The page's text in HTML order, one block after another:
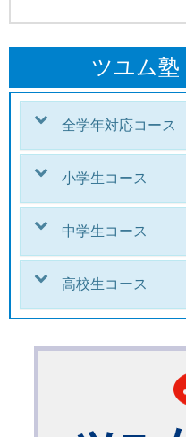
ツユム
全学年対応コース
小学生コース
中学生コース
高校生コース